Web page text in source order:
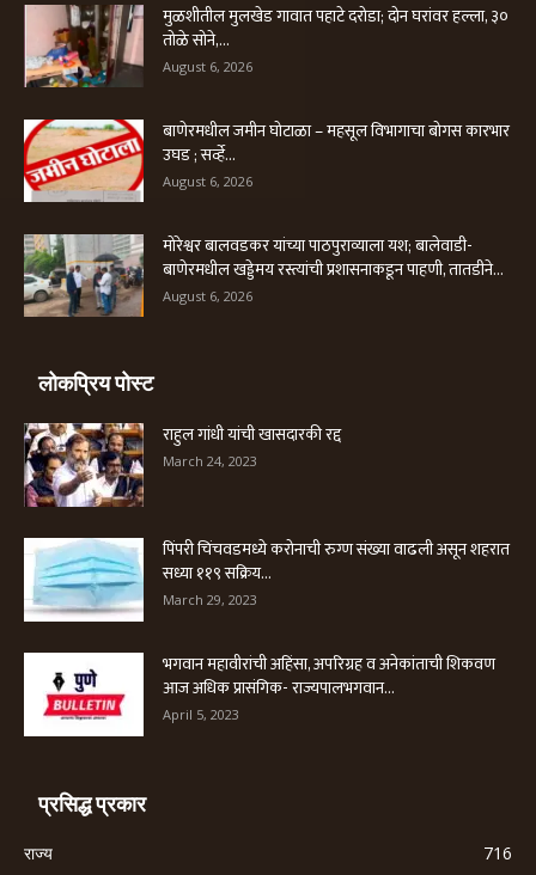
मुळशीतील मुलखेड गावात पहाटे दरोडा; दोन घरांवर हल्ला, ३०
तोळे सोने,...
August 6, 2026
बाणेरमधील जमीन घोटाळा – महसूल विभागाचा बोगस कारभार
उघड ; सर्व्हे...
August 6, 2026
मोरेश्वर बालवडकर यांच्या पाठपुराव्याला यश; बालेवाडी-
बाणेरमधील खड्डेमय रस्त्यांची प्रशासनाकडून पाहणी, तातडीने...
August 6, 2026
लोकप्रिय पोस्ट
राहुल गांधी यांची खासदारकी रद्द
March 24, 2023
पिंपरी चिंचवडमध्ये करोनाची रुग्ण संख्या वाढली असून शहरात
सध्या ११९ सक्रिय...
March 29, 2023
भगवान महावीरांची अहिंसा, अपरिग्रह व अनेकांताची शिकवण
आज अधिक प्रासंगिक- राज्यपालभगवान...
April 5, 2023
प्रसिद्ध प्रकार
राज्य
716